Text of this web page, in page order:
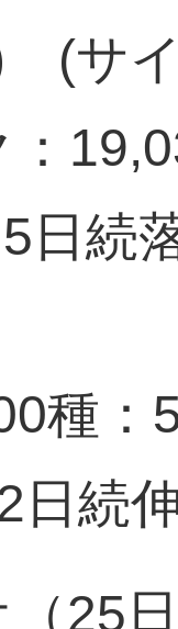
) (サ
：
5日
種
日続
（25